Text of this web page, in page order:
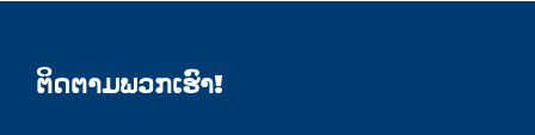
ຕິດຕາມພວກເຮົາ!